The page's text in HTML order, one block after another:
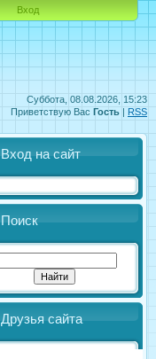
Суббота, 08.08.2026, 15:23
Приветствую Вас Гость | RSS
Вход
Вход на сайт
Поиск
Друзья сайта